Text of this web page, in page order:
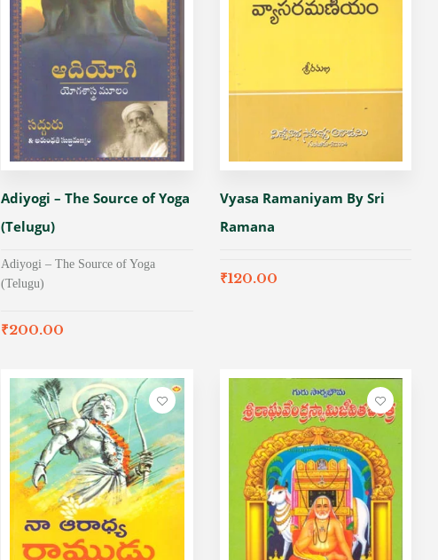
Adiyogi – The Source of Yoga
(Telugu)
Adiyogi – The Source of Yoga
(Telugu)
₹200.00
Vyasa Ramaniyam By Sri
Ramana
₹120.00